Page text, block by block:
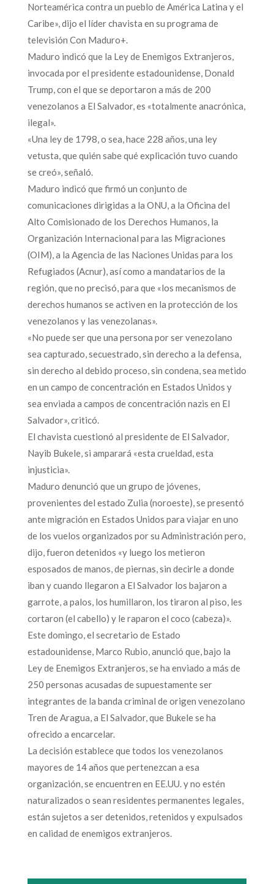
Norteamérica contra un pueblo de América Latina y el
Caribe», dijo el líder chavista en su programa de
televisión Con Maduro+.
Maduro indicó que la Ley de Enemigos Extranjeros,
invocada por el presidente estadounidense, Donald
Trump, con el que se deportaron a más de 200
venezolanos a El Salvador, es «totalmente anacrónica,
ilegal».
«Una ley de 1798, o sea, hace 228 años, una ley
vetusta, que quién sabe qué explicación tuvo cuando
se creó», señaló.
Maduro indicó que firmó un conjunto de
comunicaciones dirigidas a la ONU, a la Oficina del
Alto Comisionado de los Derechos Humanos, la
Organización Internacional para las Migraciones
(OIM), a la Agencia de las Naciones Unidas para los
Refugiados (Acnur), así como a mandatarios de la
región, que no precisó, para que «los mecanismos de
derechos humanos se activen en la protección de los
venezolanos y las venezolanas».
«No puede ser que una persona por ser venezolano
sea capturado, secuestrado, sin derecho a la defensa,
sin derecho al debido proceso, sin condena, sea metido
en un campo de concentración en Estados Unidos y
sea enviada a campos de concentración nazis en El
Salvador», criticó.
El chavista cuestionó al presidente de El Salvador,
Nayib Bukele, si amparará «esta crueldad, esta
injusticia».
Maduro denunció que un grupo de jóvenes,
provenientes del estado Zulia (noroeste), se presentó
ante migración en Estados Unidos para viajar en uno
de los vuelos organizados por su Administración pero,
dijo, fueron detenidos «y luego los metieron
esposados de manos, de piernas, sin decirle a donde
iban y cuando llegaron a El Salvador los bajaron a
garrote, a palos, los humillaron, los tiraron al piso, les
cortaron (el cabello) y le raparon el coco (cabeza)».
Este domingo, el secretario de Estado
estadounidense, Marco Rubio, anunció que, bajo la
Ley de Enemigos Extranjeros, se ha enviado a más de
250 personas acusadas de supuestamente ser
integrantes de la banda criminal de origen venezolano
Tren de Aragua, a El Salvador, que Bukele se ha
ofrecido a encarcelar.
La decisión establece que todos los venezolanos
mayores de 14 años que pertenezcan a esa
organización, se encuentren en EE.UU. y no estén
naturalizados o sean residentes permanentes legales,
están sujetos a ser detenidos, retenidos y expulsados
en calidad de enemigos extranjeros.